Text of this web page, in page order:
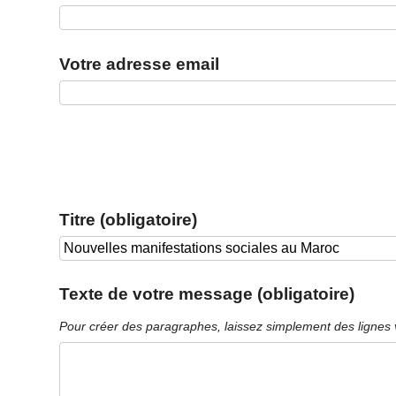
Votre adresse email
Titre (obligatoire)
Texte de votre message (obligatoire)
Pour créer des paragraphes, laissez simplement des lignes